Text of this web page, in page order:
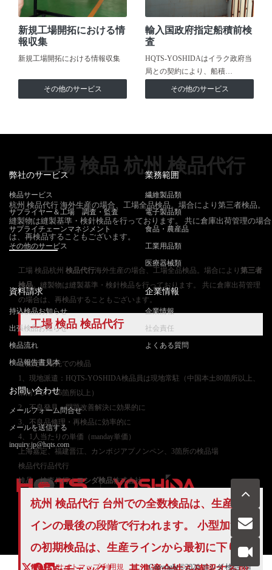
新規工場開拓における情
報収集
新規工場開拓における情報収集
その他のサービス
輸入国政府指定船積前検
査
HQTS-YOSHIDAはイラク政府当
局との契約により、船積…
その他のサービス
工場 検品 杭州 検品代行
杭州 検品代行 海外生産の場合、工場全品検品。場合により第三者検品。
縫製物は縫製基準・検針検品を行っております。 共に倉庫出荷管理の場合
は、再検品することもございます。
工場 検品杭州 検品代行海外生産の場合、工場全品検品。場合により 第三者
検品 。縫製物は縫製基準・検針検品を行っております。 共に倉庫出荷管理
の場合は、再検品することもございます。
工場 検品 検品代行
ご指定工場先での検品
1、現地派遣：HQTS-YOSHIDA検品員は現地常駐（中国本土80箇所以上、
東南アジア26箇所以上）
2、不良発見・問題改善解決に効果的に
3、不良品修理・再検品に効率的に
4、1人当たりの単価（manday単価）
上海嘉定、福建晋江、カンボジアプノンペン、3箇所の検品場
検品代行品代行
検品・検査代行｜ヨシダ検品株式会社
杭州 検品代行 台州での全数検品は、生産ラ
インの最後の段階で行われます。 小型加湿器
の初期検品は、生産ラインから最初に下りた
弊社のサービス
検品サービス
サプライヤー＆工場 調査・監査
サプライチェーンマネジメント
その他のサービス
業務範囲
繊維製品類
電子製品類
食品・農産品
工業用品類
医療器械類
資料請求
持込検品お知らせ
出張検品お知らせ
検品流れ
検品報告書見本
企業情報
企業情報
社会責任
よくある質問
お問い合わせ
メールフォーム問合せ
メールを送信する
inquiry.jp@hqts.com
お電話でのお問い合わせ
050-5840-2657
お問い合わせ
サイトマップ 利用規 Copyright ©2026ヨシダ 検品All